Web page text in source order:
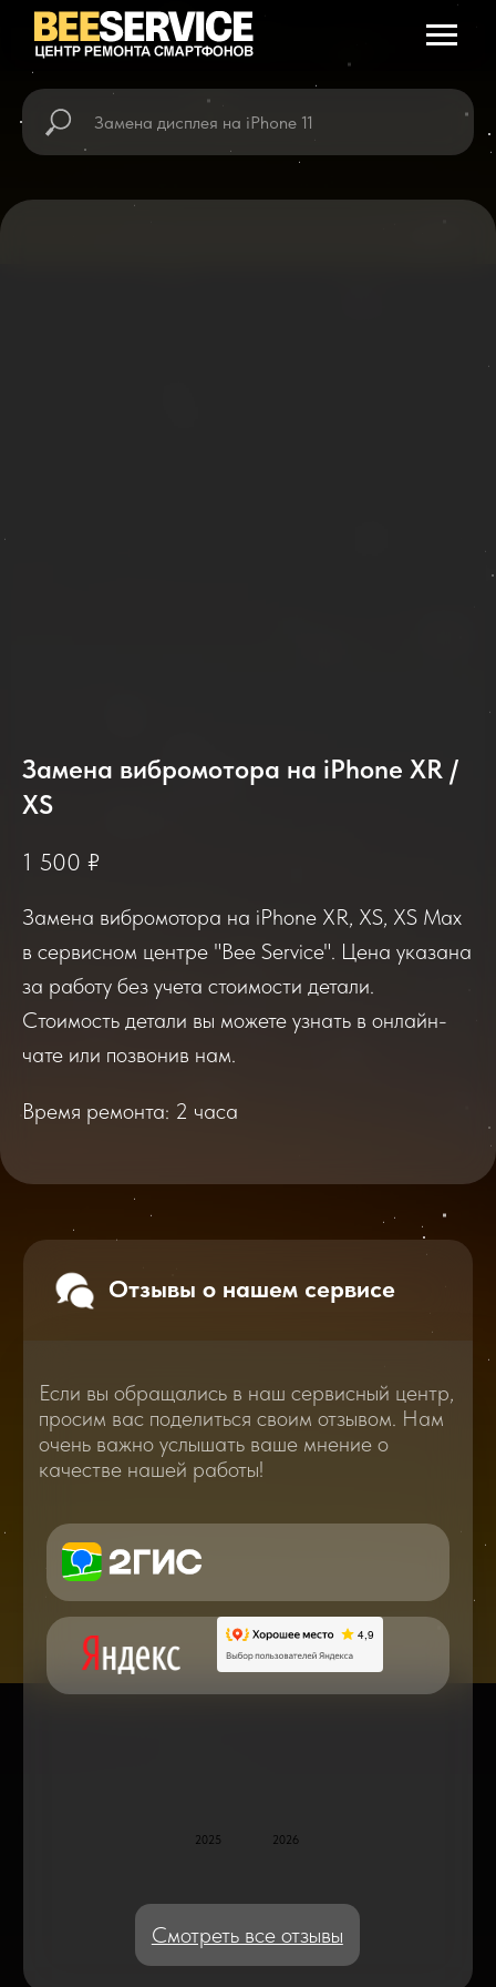
Замена вибромотора на iPhone XR /
XS
1 500 ₽
Замена вибромотора на iPhone XR, XS, XS Max
в сервисном центре "Bee Service". Цена указана
за работу без учета стоимости детали.
Стоимость детали вы можете узнать в онлайн-
чате или позвонив нам.
Время ремонта: 2 часа
Если вы обращались в наш сервисный центр,
просим вас поделиться своим отзывом. Нам
очень важно услышать ваше мнение о
качестве нашей работы!
Отзывы о нашем сервисе
Смотреть все отзывы
по ремонту в онлайн в чате
Блог статей - важное,
полезное, новое
В нашем блоге статей мы расскажем
Вам о самом важном, полезном и новом